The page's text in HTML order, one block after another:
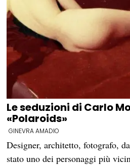
Le seduzioni di Carlo
«Polaroids»
GINEVRA AMADIO
Designer, architetto, fotografo,
stato uno dei personaggi più